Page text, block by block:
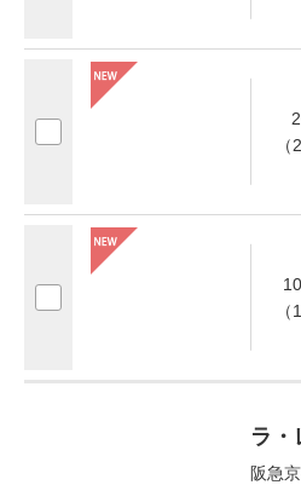
（
（
ラ・
阪急